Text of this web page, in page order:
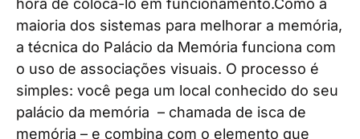
hora de colocá-lo em funcionamento.Como a
maioria dos sistemas para melhorar a memória,
a técnica do Palácio da Memória funciona com
o uso de associações visuais. O processo é
simples: você pega um local conhecido do seu
palácio da memória – chamada de isca de
memória – e combina com o elemento que